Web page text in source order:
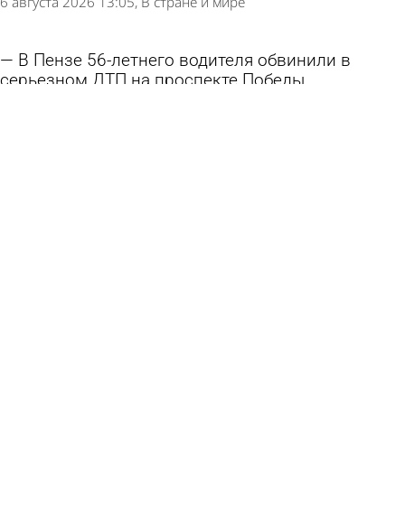
В Пензе 56-летнего водителя обвинили в
серьезном ДТП на проспекте Победы